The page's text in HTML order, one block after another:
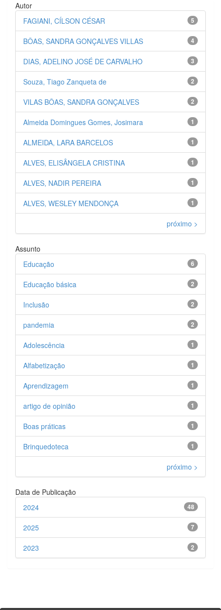
Autor
5
FAGIANI, CÍLSON CÉSAR
4
BÔAS, SANDRA GONÇALVES VILLAS
3
DIAS, ADELINO JOSÉ DE CARVALHO
2
Souza, Tiago Zanqueta de
2
VILAS BÔAS, SANDRA GONÇALVES
1
Almeida Domingues Gomes, Josimara
1
ALMEIDA, LARA BARCELOS
1
ALVES, ELISÂNGELA CRISTINA
1
ALVES, NADIR PEREIRA
1
ALVES, WESLEY MENDONÇA
próximo >
Assunto
6
Educação
2
Educação básica
2
Inclusão
2
pandemia
1
Adolescência
1
Alfabetização
1
Aprendizagem
1
artigo de opinião
1
Boas práticas
1
Brinquedoteca
próximo >
Data de Publicação
48
2024
7
2025
2
2023